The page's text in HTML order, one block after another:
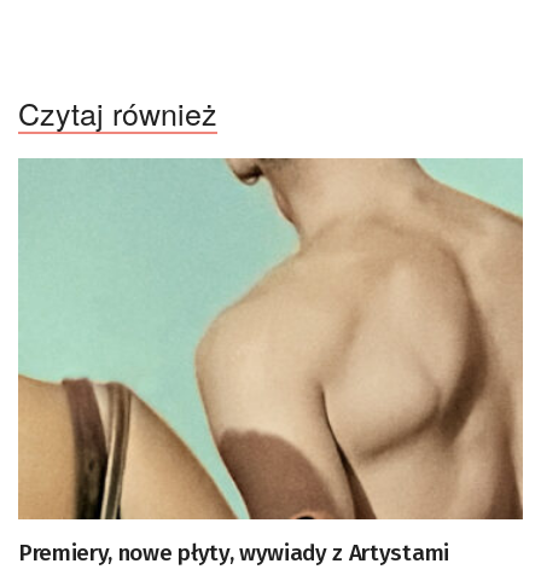
Czytaj również
Premiery, nowe płyty, wywiady z Artystami